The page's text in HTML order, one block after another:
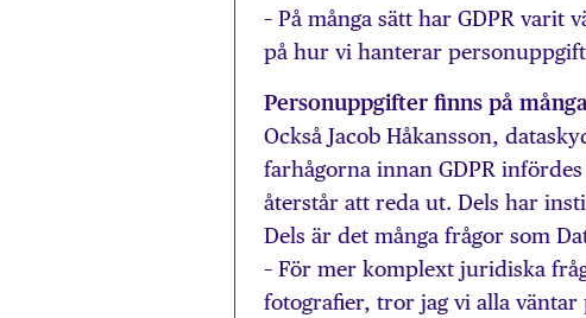
– På många sätt har GDPR
på hur vi hanterar
Personuppgifter finns på
Också Jacob Håkansson,
farhågorna innan GDPR
återstår att reda ut. Dels har
Dels är det många frågor som
– För mer komplext juridiska
fotografier, tror jag vi alla väntar